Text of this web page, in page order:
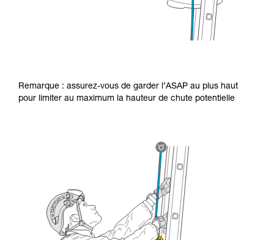
Remarque : assurez-vous de garder l’ASAP au plus haut
pour limiter au maximum la hauteur de chute potentielle